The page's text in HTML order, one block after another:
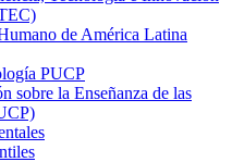
de América Latina
PUCP
sobre la Enseñanza de las